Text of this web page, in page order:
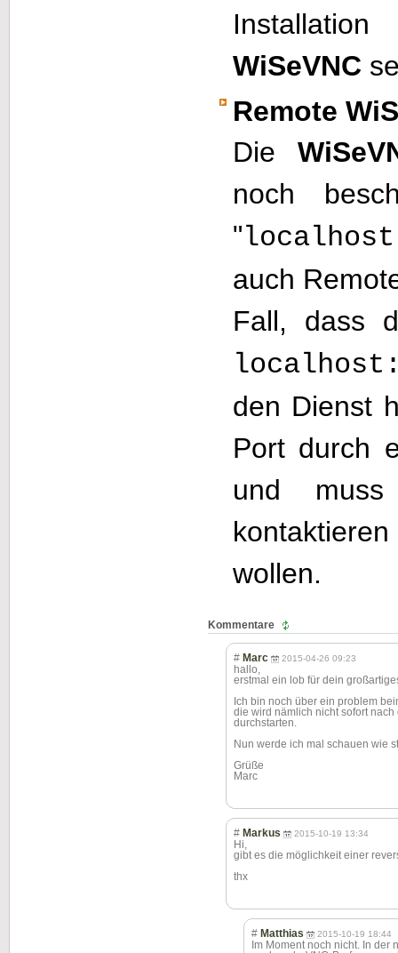
WiSeVNC
Remote
Die
noch
"
auch
Fall, dass
den Dienst
Port durch
und
wollen.
Kommentare
# Marc 2015-04-26 09:23
hallo,
erstmal ein lob für dein
Ich bin noch über ein problem
die wird nämlich nicht sofort
durchstarten.
Nun werde ich mal schauen wie
Grüße
Marc
# Markus 2015-10-19 13:34
Hi,
gibt es die möglichkeit einer
thx
# Matthias 2015-10-19 18:44
Im Moment noch nicht. In